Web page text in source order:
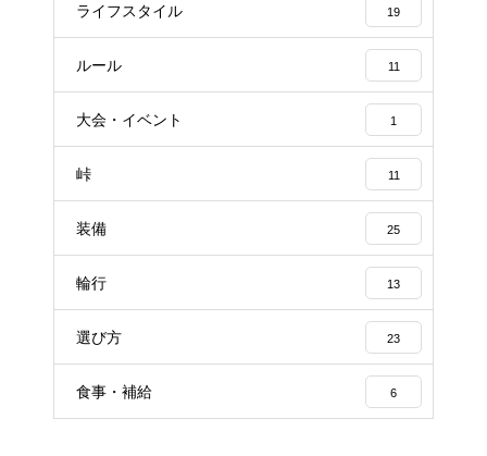
ライフスタイル 19
ルール 11
大会・イベント 1
峠 11
装備 25
輪行 13
選び方 23
食事・補給 6